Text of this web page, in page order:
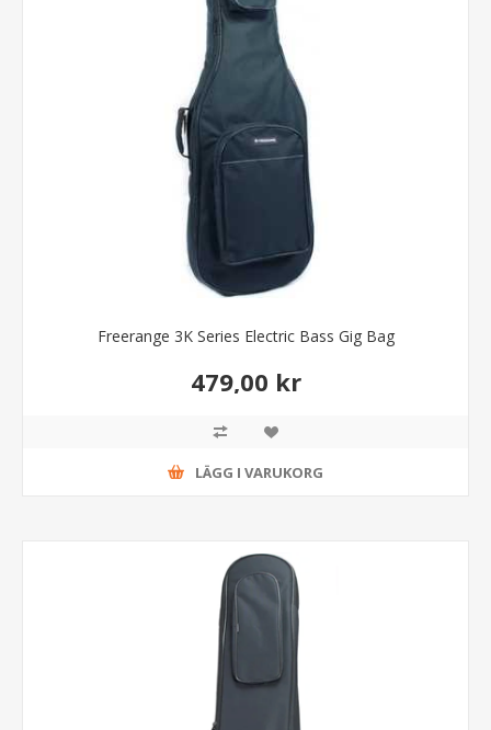
Freerange 3K Series Electric Bass Gig Bag
479,00 kr
LÄGG I VARUKORG